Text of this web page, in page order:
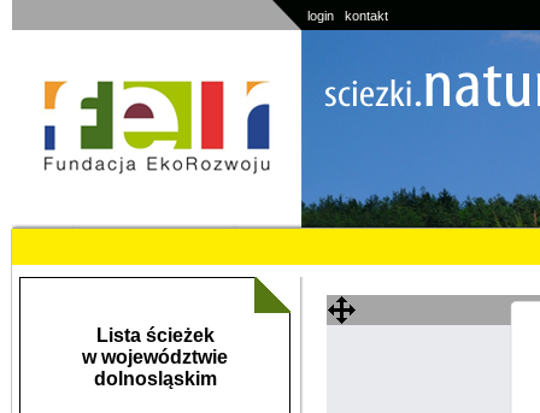
login kontakt
Lista ścieżek
w województwie
dolnosląskim